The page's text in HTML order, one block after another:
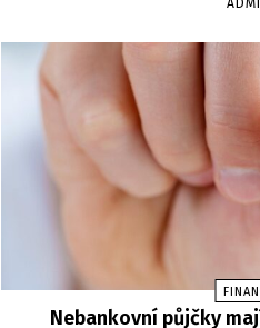
Nebankovní půjčky